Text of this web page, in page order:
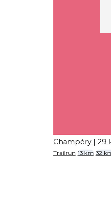
Champéry | 29
Trailrun 13 km 32